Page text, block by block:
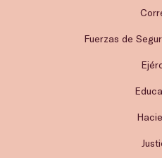
Fuerzas de